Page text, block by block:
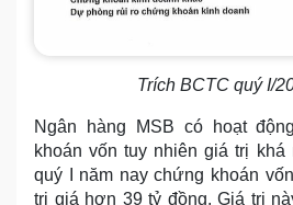
Trích BCTC quý I/
Ngân hàng MSB có hoạt
khoán vốn tuy nhiên giá trị khá
quý I năm nay chứng khoán
trị giá hơn 39 tỷ đồng. Giá trị